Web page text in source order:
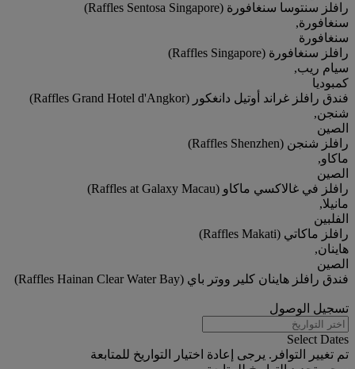
رافلز سنتوسا سنغافورة (Raffles Sentosa Singapore)
سنغافورة,
سنغافورة
رافلز سنغافورة (Raffles Singapore)
سيام ريب,
كمبوديا
فندق رافلز غراند أوتيل دانغكور (Raffles Grand Hotel d'Angkor)
شنجن,
الصين
رافلز شنجن (Raffles Shenzhen)
ماكاو,
الصين
رافلز في غالاكسي ماكاو (Raffles at Galaxy Macau)
مانيلا,
الفلبين
رافلز ماكاتي (Raffles Makati)
هاينان,
الصين
فندق رافلز هاينان كلير ووتر باي (Raffles Hainan Clear Water Bay)
تسجيل الوصول
Select Dates
تم تغيير التوافر. يرجى إعادة اختيار التواريخ للمتابعة